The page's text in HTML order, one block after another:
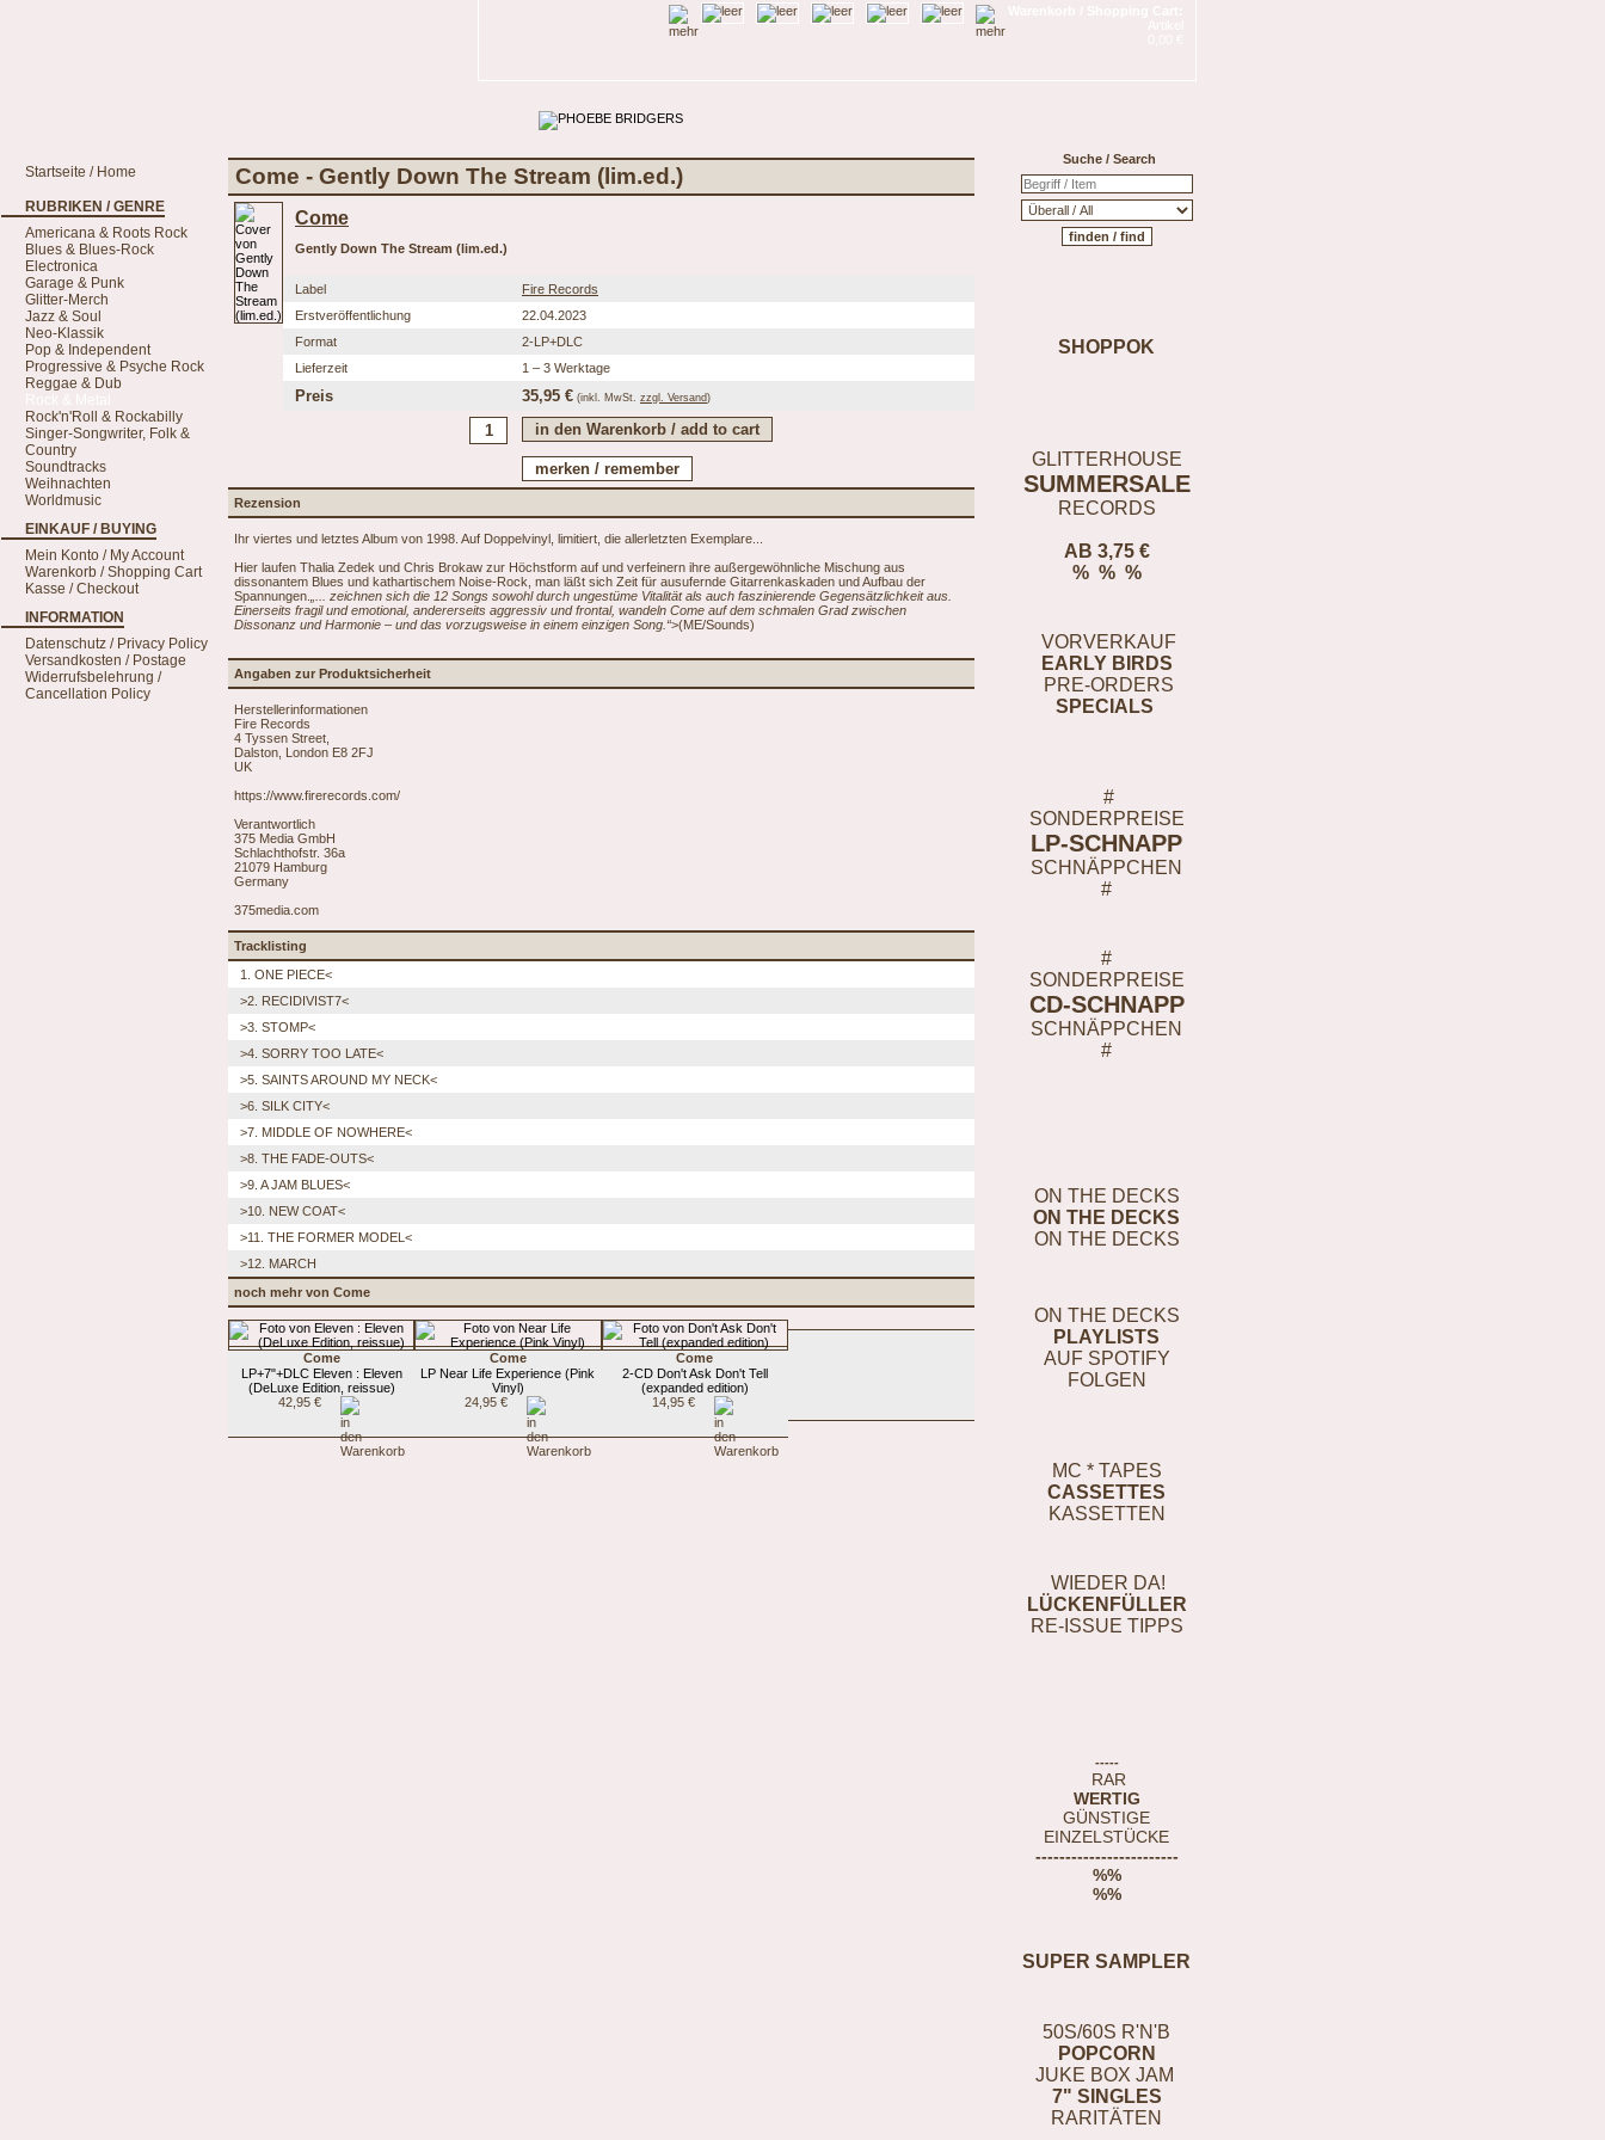
Suche / Search
SHOPPOK
GLITTERHOUSE
SUMMERSALE
RECORDS
AB 3,75 €
% % %
VORVERKAUF
EARLY BIRDS
PRE-ORDERS
SPECIALS
#
SONDERPREISE
LP-SCHNAPP
SCHNÄPPCHEN
#
#
SONDERPREISE
CD-SCHNAPP
SCHNÄPPCHEN
#
ON THE DECKS
ON THE DECKS
ON THE DECKS
ON THE DECKS
PLAYLISTS
AUF SPOTIFY
FOLGEN
MC * TAPES
CASSETTES
KASSETTEN
WIEDER DA!
LÜCKENFÜLLER
RE-ISSUE TIPPS
-----
RAR
WERTIG
GÜNSTIGE
EINZELSTÜCKE
------------------------
%%
%%
SUPER SAMPLER
50S/60S R'N'B
POPCORN
JUKE BOX JAM
7" SINGLES
RARITÄTEN
Startseite / Home
RUBRIKEN / GENRE
Americana & Roots Rock
Blues & Blues-Rock
Electronica
Garage & Punk
Glitter-Merch
Jazz & Soul
Neo-Klassik
Pop & Independent
Progressive & Psyche Rock
Reggae & Dub
Rock'n'Roll & Rockabilly
Singer-Songwriter, Folk &
Country
Soundtracks
Weihnachten
Worldmusic
EINKAUF / BUYING
Mein Konto / My Account
Warenkorb / Shopping Cart
Kasse / Checkout
INFORMATION
Datenschutz / Privacy Policy
Versandkosten / Postage
Widerrufsbelehrung /
Cancellation Policy
Come - Gently Down The Stream (lim.ed.)
Come
Gently Down The Stream (lim.ed.)
Label
Fire Records
Erstveröffentlichung
22.04.2023
Format
2-LP+DLC
Lieferzeit
1 – 3 Werktage
Preis 35,95 € (inkl. MwSt. zzgl. Versand)
Rezension
Ihr viertes und letztes Album von 1998. Auf Doppelvinyl, limitiert, die allerletzten Exemplare...
Hier laufen Thalia Zedek und Chris Brokaw zur Höchstform auf und verfeinern ihre außergewöhnliche Mischung aus
dissonantem Blues und kathartischem Noise-Rock, man läßt sich Zeit für ausufernde Gitarrenkaskaden und Aufbau der
Spannungen.
„... zeichnen sich die 12 Songs sowohl durch ungestüme Vitalität als auch faszinierende Gegensätzlichkeit aus.
Einerseits fragil und emotional, andererseits aggressiv und frontal, wandeln Come auf dem schmalen Grad zwischen
Dissonanz und Harmonie – und das vorzugsweise in einem einzigen Song.“>(ME/Sounds)
Angaben zur Produktsicherheit
Herstellerinformationen
Fire Records
4 Tyssen Street,
Dalston, London E8 2FJ
UK
https://www.firerecords.com/
Verantwortlich
375 Media GmbH
Schlachthofstr. 36a
21079 Hamburg
Germany
375media.com
Tracklisting
1. ONE PIECE<
>2. RECIDIVIST7<
>3. STOMP<
>4. SORRY TOO LATE<
>5. SAINTS AROUND MY NECK<
>6. SILK CITY<
>7. MIDDLE OF NOWHERE<
>8. THE FADE-OUTS<
>9. A JAM BLUES<
>10. NEW COAT<
>11. THE FORMER MODEL<
>12. MARCH
noch mehr von Come
Come
LP+7"+DLC Eleven : Eleven
(DeLuxe Edition, reissue)
42,95 €
Come
LP Near Life Experience (Pink
Vinyl)
24,95 €
Come
2-CD Don't Ask Don't Tell
(expanded edition)
14,95 €